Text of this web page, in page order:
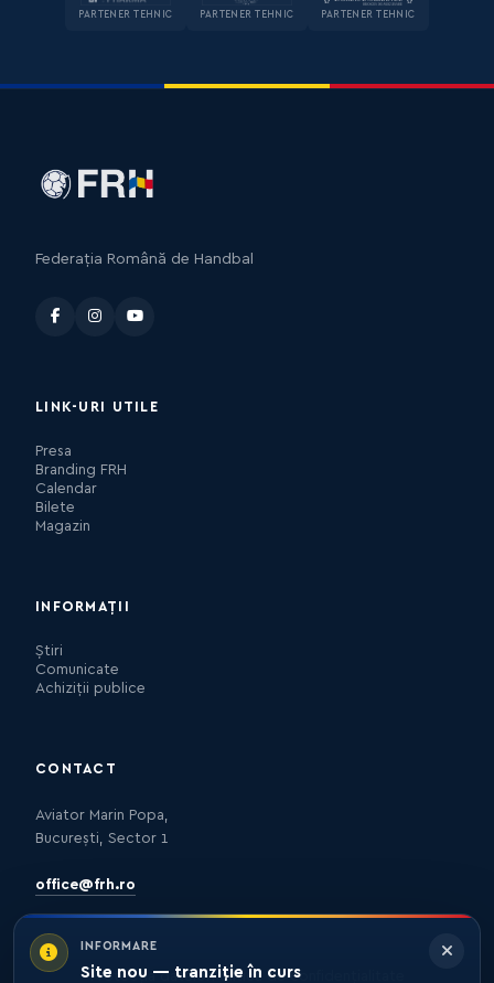
PARTENER TEHNIC PARTENER TEHNIC PARTENER TEHNIC
INFORMARE
Site nou — tranziție în curs
Federația Română de Handbal
LINK-URI UTILE
Presa
Branding FRH
Calendar
Bilete
Magazin
INFORMAȚII
Știri
Comunicate
Achiziții publice
CONTACT
Aviator Marin Popa,
București, Sector 1
office@frh.ro
Protecția datelorPolitica de confidențialitate